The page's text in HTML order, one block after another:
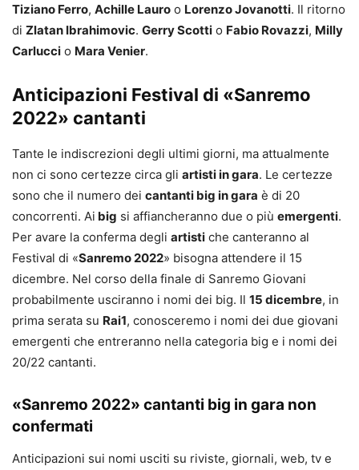
Tiziano Ferro, Achille Lauro o Lorenzo Jovanotti. Il ritorno
di Zlatan Ibrahimovic. Gerry Scotti o Fabio Rovazzi, Milly
Carlucci o Mara Venier.
Anticipazioni Festival di «Sanremo
2022» cantanti
Tante le indiscrezioni degli ultimi giorni, ma attualmente
non ci sono certezze circa gli artisti in gara. Le certezze
sono che il numero dei cantanti big in gara è di 20
concorrenti. Ai big si affiancheranno due o più emergenti.
Per avare la conferma degli artisti che canteranno al
Festival di «Sanremo 2022» bisogna attendere il 15
dicembre. Nel corso della finale di Sanremo Giovani
probabilmente usciranno i nomi dei big. Il 15 dicembre, in
prima serata su Rai1, conosceremo i nomi dei due giovani
emergenti che entreranno nella categoria big e i nomi dei
20/22 cantanti.
«Sanremo 2022» cantanti big in gara non
confermati
Anticipazioni sui nomi usciti su riviste, giornali, web, tv e